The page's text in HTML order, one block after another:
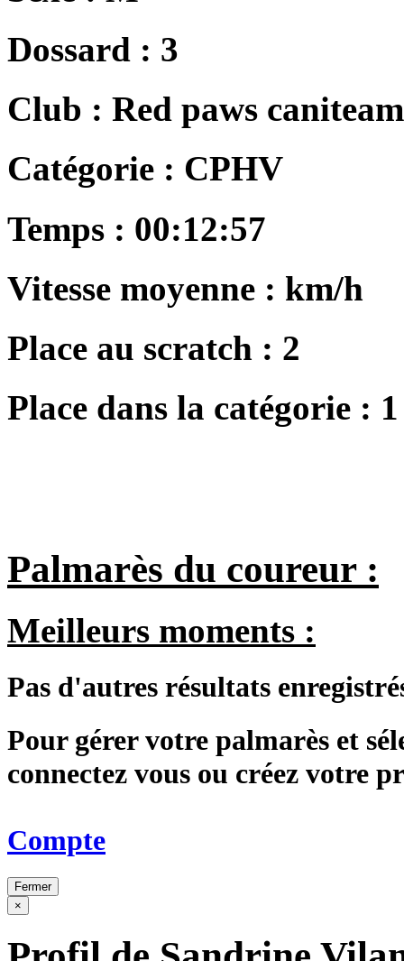
Dossard : 3
Club : Red paws caniteam
Catégorie : CPHV
Temps : 00:12:57
Vitesse moyenne : km/h
Place au scratch : 2
Place dans la catégorie : 1
Palmarès du coureur :
Meilleurs moments :
Pas d'autres résultats
Pour gérer votre palmarès et
connectez vous ou créez votre
Compte
Fermer
×